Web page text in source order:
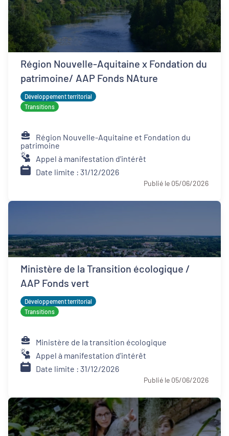
Région Nouvelle-Aquitaine x Fondation du
patrimoine/ AAP Fonds NAture
Développement territorial
Transitions
Région Nouvelle-Aquitaine et Fondation du
patrimoine
Appel à manifestation d'intérêt
Date limite : 31/12/2026
Publié le 05/06/2026
Ministère de la Transition écologique /
AAP Fonds vert
Développement territorial
Transitions
Ministère de la transition écologique
Appel à manifestation d'intérêt
Date limite : 31/12/2026
Publié le 05/06/2026